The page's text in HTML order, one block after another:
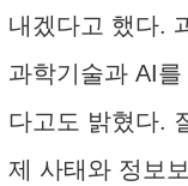
내겠다고 했다.
과학기술과 AI
다고도 밝혔다.
제 사태와 정보